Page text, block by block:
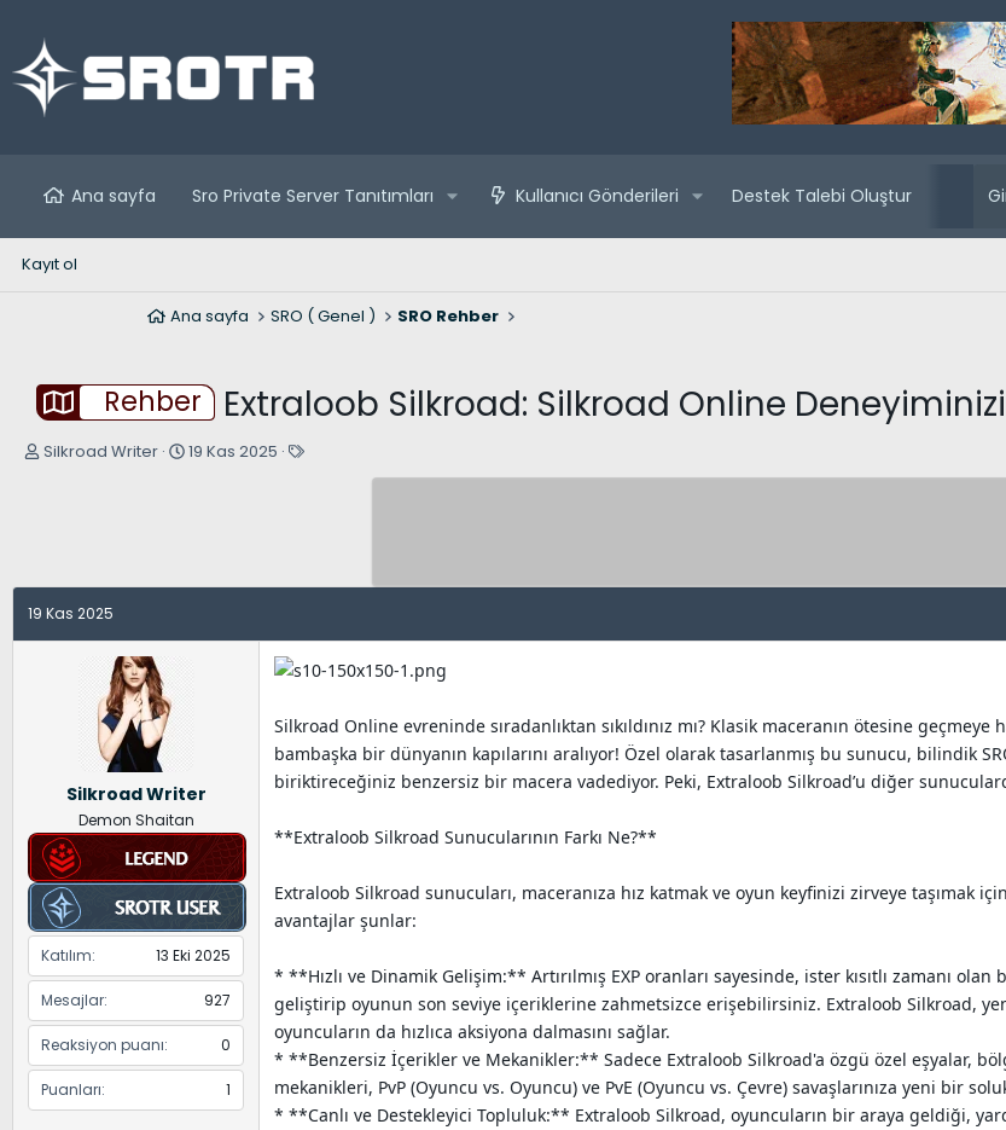
Ana sayfa Sro Private Server Tanıtımları Kullanıcı Gönderileri Destek Talebi Oluştur
Kayıt ol
Ana sayfa SRO ( Genel ) SRO Rehber
Rehber Extraloob Silkroad: Silkroad Online
K
u
B
a
Silkroad Writer
B
n
ı
h
i
19 Kas 2025
E
t
e
r
19 Kas 2025
Silkroad Writer
Demon Shaitan
Katılım 13 Eki 2025
Mesajlar 927
Reaksiyon puanı 0
Puanları 1
Silkroad Online evreninde sıradanlıktan sıkıldınız mı? Klasik maceranın ötesine
bambaşka bir dünyanın kapılarını aralıyor! Özel olarak tasarlanmış bu sunucu, bilindik
biriktireceğiniz benzersiz bir macera vadediyor. Peki, Extraloob Silkroad’u diğer
**Extraloob Silkroad Sunucularının Farkı Ne?**
Extraloob Silkroad sunucuları, maceranıza hız katmak ve oyun keyfinizi zirveye taşımak
avantajlar şunlar:
* **Hızlı ve Dinamik Gelişim:** Artırılmış EXP oranları sayesinde, ister kısıtlı zamanı
geliştirip oyunun son seviye içeriklerine zahmetsizce erişebilirsiniz. Extraloob Silkroad,
oyuncuların da hızlıca aksiyona dalmasını sağlar.
* **Benzersiz İçerikler ve Mekanikler:** Sadece Extraloob Silkroad'a özgü özel eşyalar,
mekanikleri, PvP (Oyuncu vs. Oyuncu) ve PvE (Oyuncu vs. Çevre) savaşlarınıza yeni bir
* **Canlı ve Destekleyici Topluluk:** Extraloob Silkroad, oyuncuların bir araya geldiği,